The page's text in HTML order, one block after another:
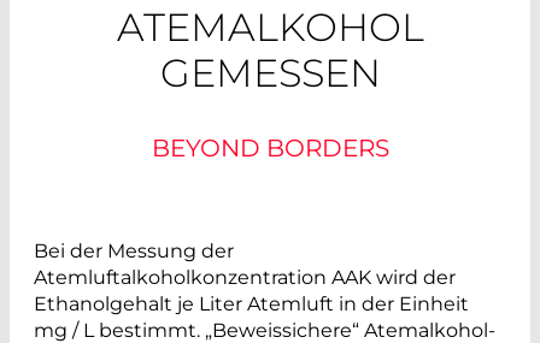
ATEMALKOHOL
GEMESSEN
BEYOND BORDERS
Bei der Messung der
Atemluftalkoholkonzentration AAK wird der
Ethanolgehalt je Liter Atemluft in der Einheit
mg / L bestimmt. „Beweissichere“ Atemalkohol-